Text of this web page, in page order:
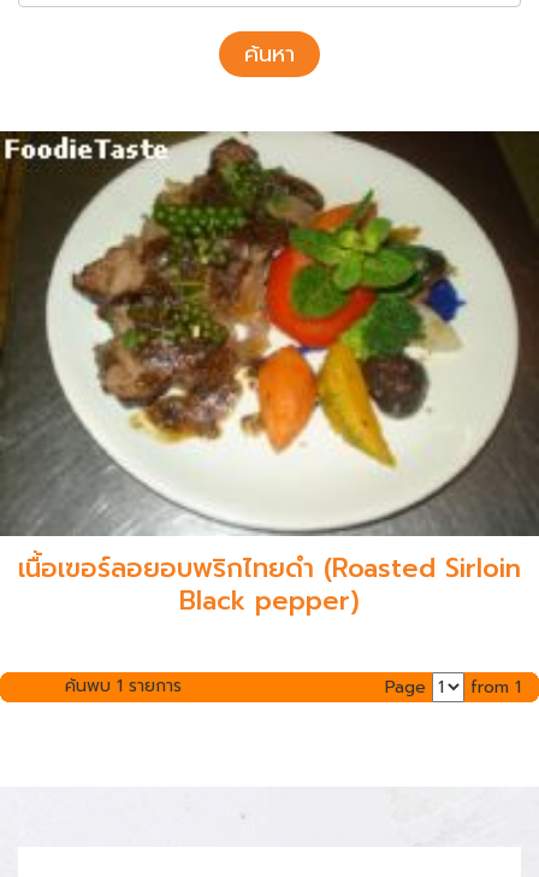
ค้นหา
เนื้อเฃอร์ลอยอบพริกไทยดำ (Roasted Sirloin
Black pepper)
ค้นพบ 1 รายการ Page from 1